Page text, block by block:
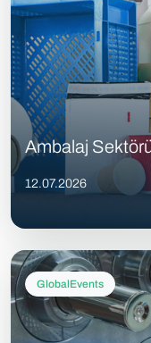
Ambalaj
12.07.2026
GlobalEvents